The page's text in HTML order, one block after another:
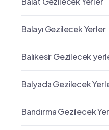
Balayı Gezilecek Yerler
Balıkesir Gezilecek
Balyada Gezilecek
Bandırma Gezilecek